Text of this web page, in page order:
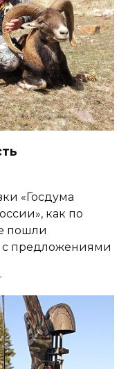
«Госдума
как по
пошли
с предложениями